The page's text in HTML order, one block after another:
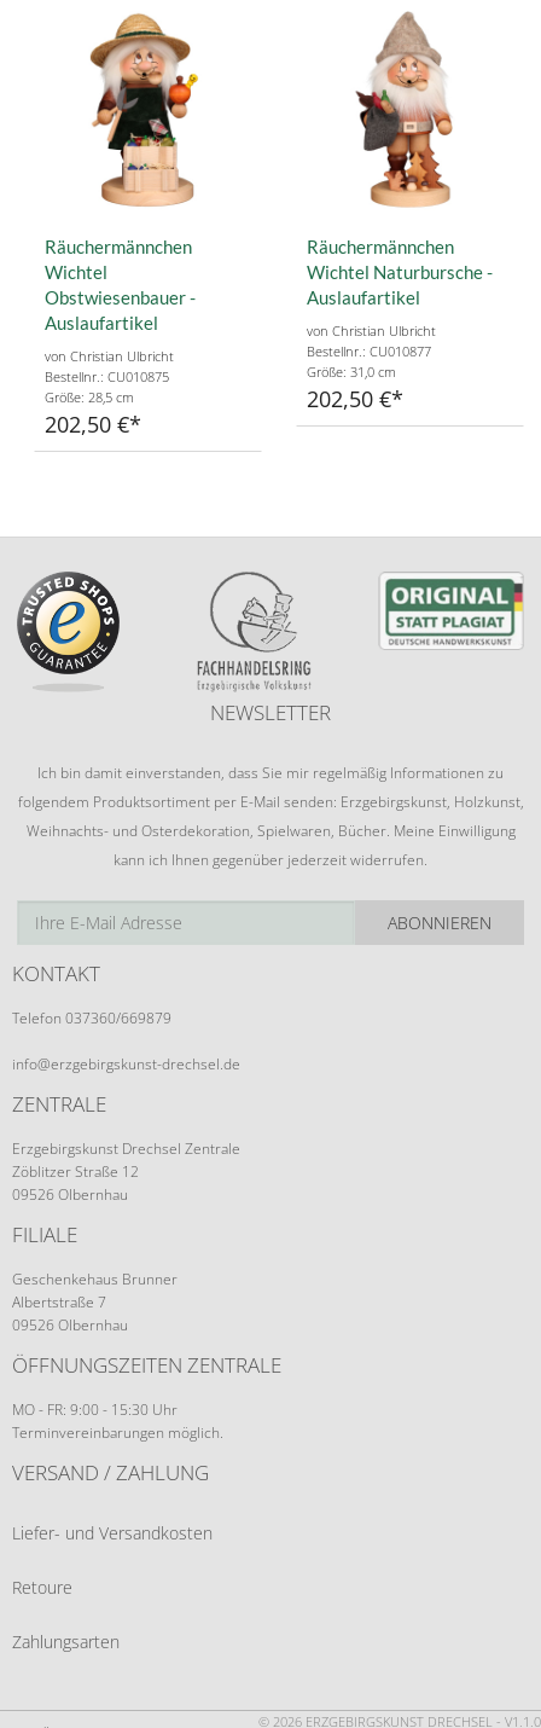
Räuchermännchen
Wichtel
Obstwiesenbauer -
Auslaufartikel
von Christian Ulbricht
Bestellnr.: CU010875
Größe: 28,5 cm
202,50 €
Räuchermännchen
Wichtel Naturbursche -
Auslaufartikel
von Christian Ulbricht
Bestellnr.: CU010877
Größe: 31,0 cm
202,50 €
NEWSLETTER
Ich bin damit einverstanden, dass Sie mir regelmäßig Informationen zu
folgendem Produktsortiment per E-Mail senden: Erzgebirgskunst, Holzkunst,
Weihnachts- und Osterdekoration, Spielwaren, Bücher. Meine Einwilligung
kann ich Ihnen gegenüber jederzeit widerrufen.
ABONNIEREN
KONTAKT
Telefon 037360/669879
info@erzgebirgskunst-drechsel.de
ZENTRALE
Erzgebirgskunst Drechsel Zentrale
Zöblitzer Straße 12
09526 Olbernhau
FILIALE
Geschenkehaus Brunner
Albertstraße 7
09526 Olbernhau
ÖFFNUNGSZEITEN ZENTRALE
MO - FR: 9:00 - 15:30 Uhr
Terminvereinbarungen möglich.
VERSAND / ZAHLUNG
Liefer- und Versandkosten
Retoure
Zahlungsarten
© 2026 ERZGEBIRGSKUNST DRECHSEL - V1.1.0